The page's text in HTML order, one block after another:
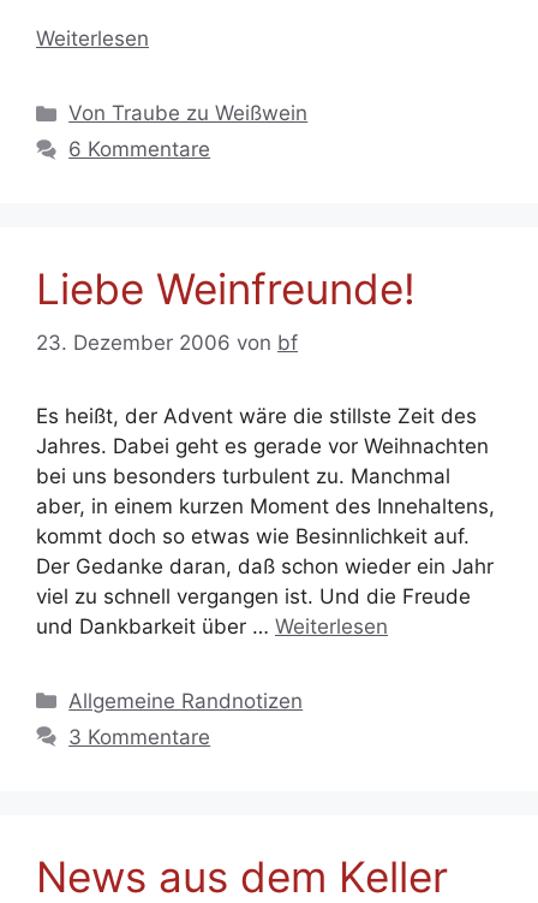
Weiterlesen
Kategorien
Von Traube zu Weißwein
6 Kommentare
Liebe Weinfreunde!
23. Dezember 2006 von bf
Es heißt, der Advent wäre die stillste Zeit des
Jahres. Dabei geht es gerade vor Weihnachten
bei uns besonders turbulent zu. Manchmal
aber, in einem kurzen Moment des Innehaltens,
kommt doch so etwas wie Besinnlichkeit auf.
Der Gedanke daran, daß schon wieder ein Jahr
viel zu schnell vergangen ist. Und die Freude
und Dankbarkeit über … Weiterlesen
Kategorien
Allgemeine Randnotizen
3 Kommentare
News aus dem Keller